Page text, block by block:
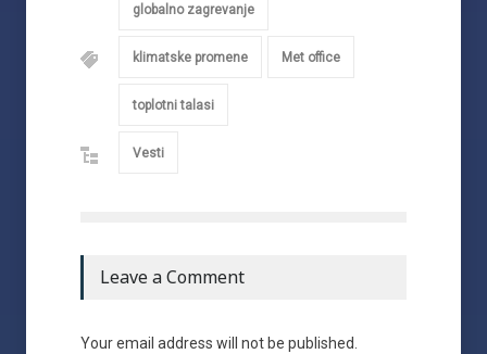
globalno zagrevanje
klimatske promene Met office
toplotni talasi
Vesti
Leave a Comment
Your email address will not be published.